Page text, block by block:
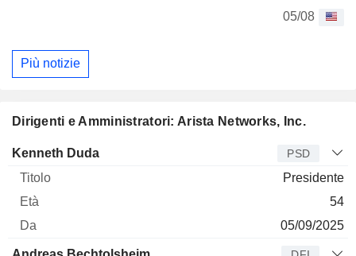
05/08
Più notizie
Dirigenti e Amministratori: Arista Networks, Inc.
Manager Titolo
Kenneth Duda PSD
Presidente
54
05/09/2025